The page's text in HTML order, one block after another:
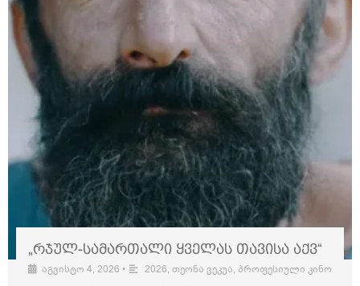
„რჯულ-სამართალი ყველას თავისა აქვ“
აგვისტო 4, 2026 • 2026, თეონა ვეკუა, პროფესიული კინო